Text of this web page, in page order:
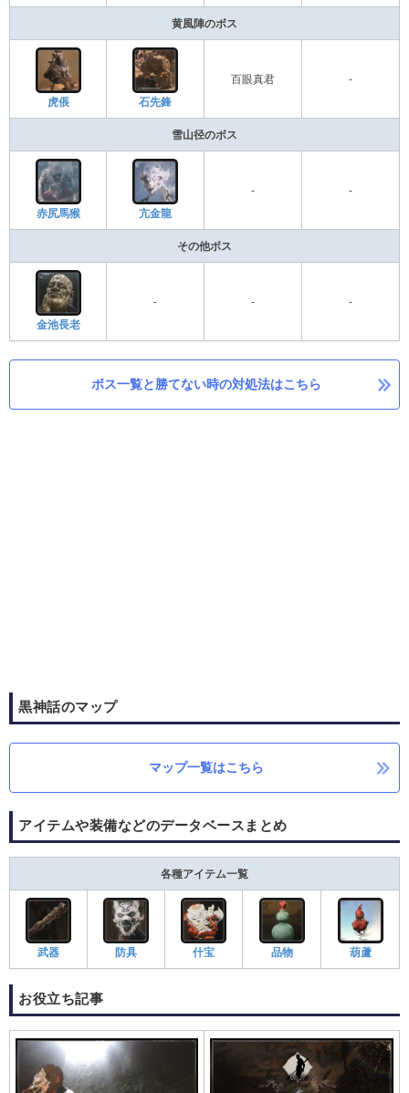
黄風陣のボス
虎倀 石先鋒
百眼真君 -
雪山径のボス
赤尻馬猴 亢金龍
- -
その他ボス
金池長老
- - -
ボス一覧と勝てない時の対処法はこちら
黒神話のマップ
マップ一覧はこちら
アイテムや装備などのデータベースまとめ
各種アイテム一覧
武器 防具 什宝 品物 葫蘆
お役立ち記事